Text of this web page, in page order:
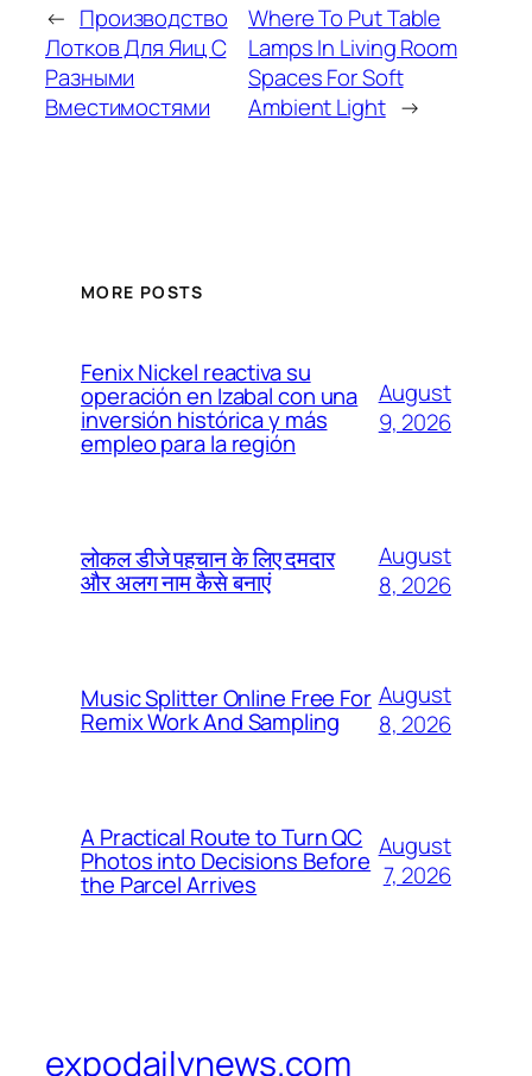
← Производство
Лотков Для Яиц С
Разными
Вместимостями
Where To Put Table
Lamps In Living Room
Spaces For Soft
Ambient Light →
MORE POSTS
Fenix Nickel reactiva su
operación en Izabal con una
inversión histórica y más
empleo para la región
August
9, 2026
लोकल डीजे पहचान के लिए दमदार
और अलग नाम कैसे बनाएं
August
8, 2026
Music Splitter Online Free For
Remix Work And Sampling
August
8, 2026
A Practical Route to Turn QC
Photos into Decisions Before
the Parcel Arrives
August
7, 2026
expodailynews.com